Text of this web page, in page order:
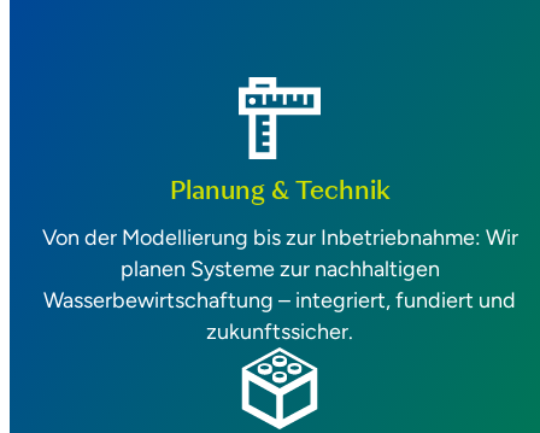
Planung & Technik
Von der Modellierung bis zur Inbetriebnahme: Wir
planen Systeme zur nachhaltigen
Wasserbewirtschaftung – integriert, fundiert und
zukunftssicher.